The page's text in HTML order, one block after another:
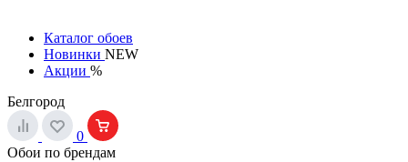
Каталог обоев
Новинки NEW
Акции %
Белгород
0
Обои по брендам